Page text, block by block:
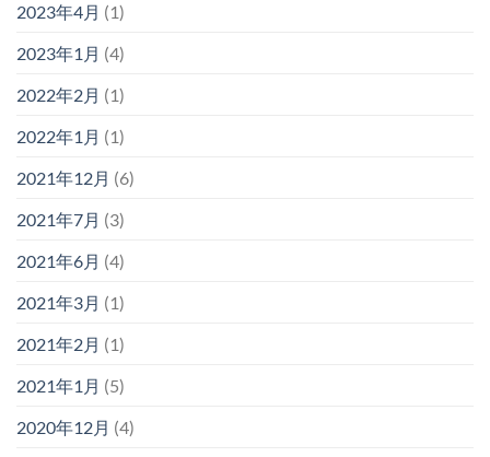
2023年4月 (1)
2023年1月 (4)
2022年2月 (1)
2022年1月 (1)
2021年12月 (6)
2021年7月 (3)
2021年6月 (4)
2021年3月 (1)
2021年2月 (1)
2021年1月 (5)
2020年12月 (4)